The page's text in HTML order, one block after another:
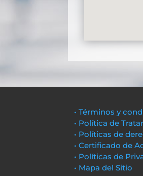
• Términos y
• Política de
• Políticas de
• Certificado de
• Políticas de
• Mapa del Sitio